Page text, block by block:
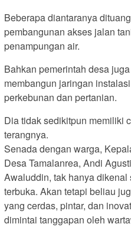
Beberapa diantaranya
pembangunan akses jalan
penampungan air.
Bahkan pemerintah desa
membangun jaringan
perkebunan dan pertanian.
Dia tidak sedikitpun memiliki
terangnya.
Senada dengan warga,
Desa Tamalanrea, Andi
Awaluddin, tak hanya
terbuka. Akan tetapi beliau
yang cerdas, pintar, dan
dimintai tanggapan oleh